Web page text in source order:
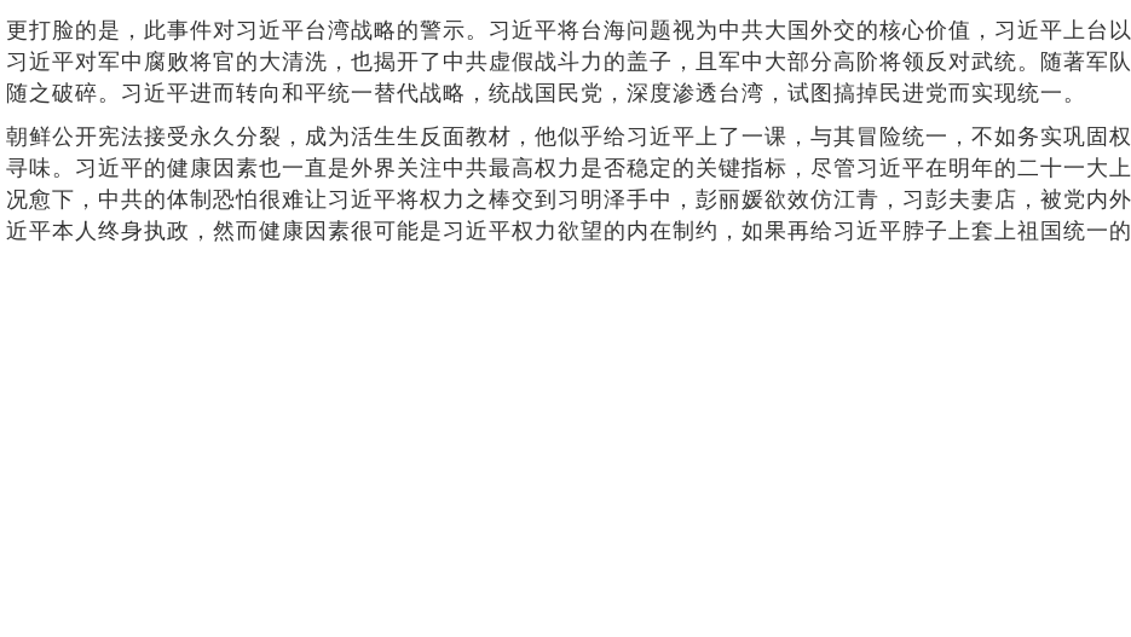
更打脸的是，此事件对习近平台湾战略的警示。习近平将台海问题视为中共大国外交的核心价值，习近平上台
习近平对军中腐败将官的大清洗，也揭开了中共虚假战斗力的盖子，且军中大部分高阶将领反对武统。随著军
随之破碎。习近平进而转向和平统一替代战略，统战国民党，深度渗透台湾，试图搞掉民进党而实现统一。
朝鲜公开宪法接受永久分裂，成为活生生反面教材，他似乎给习近平上了一课，与其冒险统一，不如务实巩固
寻味。习近平的健康因素也一直是外界关注中共最高权力是否稳定的关键指标，尽管习近平在明年的二十一大
况愈下，中共的体制恐怕很难让习近平将权力之棒交到习明泽手中，彭丽媛欲效仿江青，习彭夫妻店，被党内
近平本人终身执政，然而健康因素很可能是习近平权力欲望的内在制约，如果再给习近平脖子上套上祖国统一